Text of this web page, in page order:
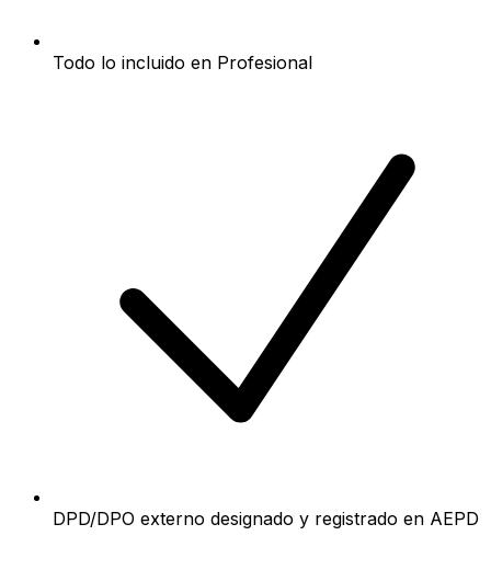
Todo lo incluido en Profesional
DPD/DPO externo designado y registrado en AEPD